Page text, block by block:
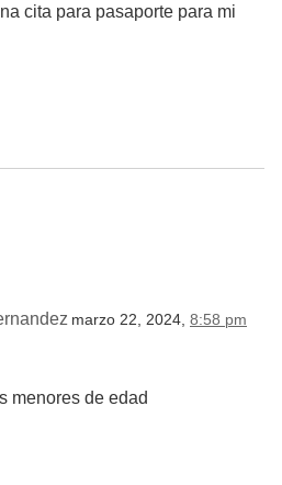
cita para pasaporte para mi
marzo 22, 2024, 8:58 pm
menores de edad